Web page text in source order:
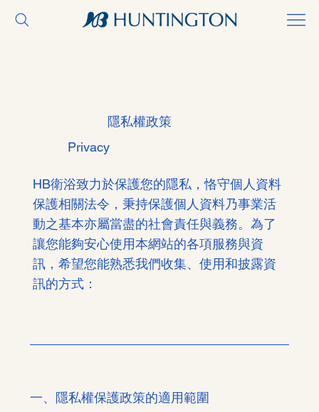
隱私權政策
Privacy
HB衛浴致力於保護您的隱私，恪守個人資料
保護相關法令，秉持保護個人資料乃事業活
動之基本亦屬當盡的社會責任與義務。為了
讓您能夠安心使用本網站的各項服務與資
訊，希望您能熟悉我們收集、使用和披露資
訊的方式：
一、隱私權保護政策的適用範圍